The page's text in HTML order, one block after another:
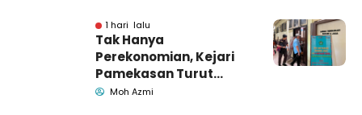
1 hari lalu
Tak Hanya
Perekonomian, Kejari
Pamekasan Turut
Geledah Ruang
Moh Azmi